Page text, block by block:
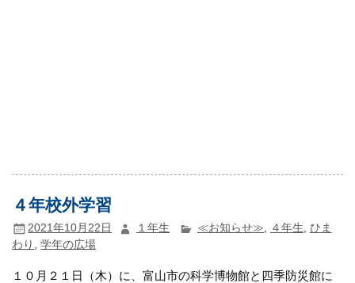
４年校外学習
2021年10月22日 １年生 ≪お知らせ≫, ４年生, ひま
わり
,学年の広場
１０月２１日（木）に、富山市の科学博物館と四季防災館に